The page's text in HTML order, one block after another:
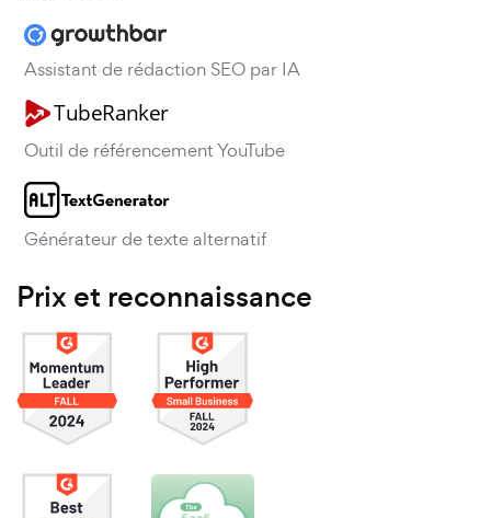
Assistant de rédaction SEO par IA
Outil de référencement YouTube
Générateur de texte alternatif
Prix et reconnaissance